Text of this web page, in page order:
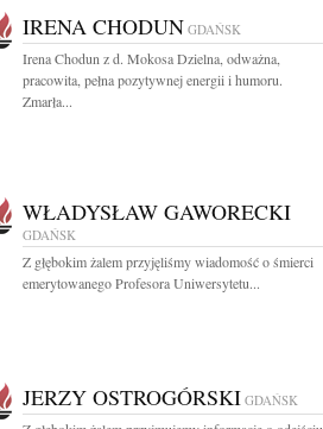
IRENA CHODUN GDAŃSK
Irena Chodun z d. Mokosa Dzielna, odważna,
pracowita, pełna pozytywnej energii i humoru.
Zmarła...
WŁADYSŁAW GAWORECKI
GDAŃSK
Z głębokim żalem przyjęliśmy wiadomość o śmierci
emerytowanego Profesora Uniwersytetu...
JERZY OSTROGÓRSKI GDAŃSK